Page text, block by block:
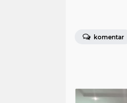
komentar